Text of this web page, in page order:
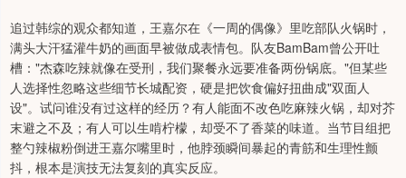
追过韩综的观众都知道，王嘉尔在《一周的偶像》里吃部队火锅时，
满头大汗猛灌牛奶的画面早被做成表情包。队友BamBam曾公开吐
槽："杰森吃辣就像在受刑，我们聚餐永远要准备两份锅底。"但某些
人选择性忽略这些细节长城配资，硬是把饮食偏好扭曲成"双面人
设"。试问谁没有过这样的经历？有人能面不改色吃麻辣火锅，却对芥
末避之不及；有人可以生啃柠檬，却受不了香菜的味道。当节目组把
整勺辣椒粉倒进王嘉尔嘴里时，他脖颈瞬间暴起的青筋和生理性颤
抖，根本是演技无法复刻的真实反应。